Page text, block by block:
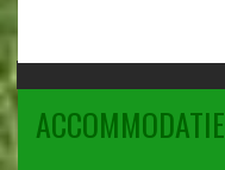
ACCOMMODATIE